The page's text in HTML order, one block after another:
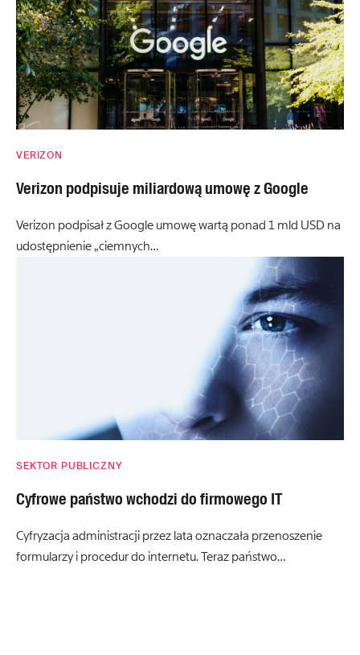
VERIZON
Verizon podpisuje miliardową umowę z Google
Verizon podpisał z Google umowę wartą ponad 1 mld USD na
udostępnienie „ciemnych…
SEKTOR PUBLICZNY
Cyfrowe państwo wchodzi do firmowego IT
Cyfryzacja administracji przez lata oznaczała przenoszenie
formularzy i procedur do internetu. Teraz państwo…